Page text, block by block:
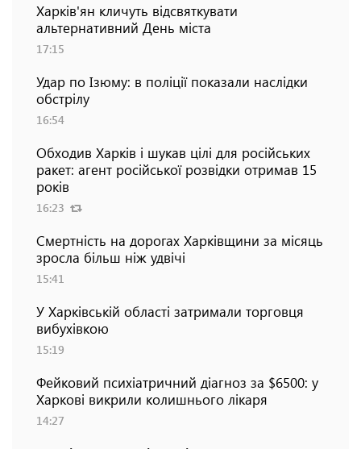
Харків'ян кличуть відсвяткувати
альтернативний День міста
17:15
Удар по Ізюму: в поліції показали наслідки
обстрілу
16:54
Обходив Харків і шукав цілі для російських
ракет: агент російської розвідки отримав 15
років
16:23
Смертність на дорогах Харківщини за місяць
зросла більш ніж удвічі
15:41
У Харківській області затримали торговця
вибухівкою
15:19
Фейковий психіатричний діагноз за $6500: у
Харкові викрили колишнього лікаря
14:27